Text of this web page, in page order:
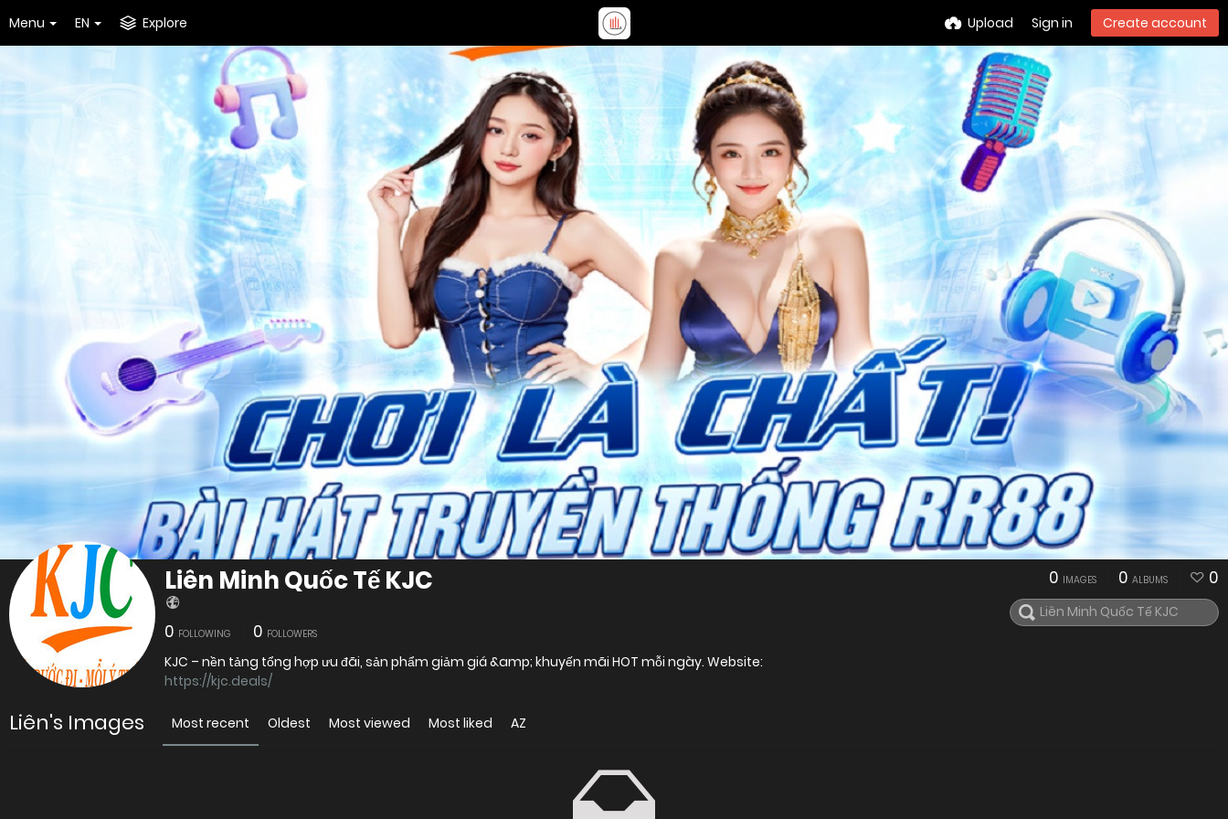
Menu EN Explore Upload Sign in Create account
Liên Minh Quốc Tế KJC
0 FOLLOWING 0 FOLLOWERS
KJC – nền tảng tổng hợp ưu đãi, sản phẩm giảm giá &amp; khuyến mãi HOT mỗi ngày. Website:
https://kjc.deals/
0 IMAGES 0 ALBUMS 0
Liên's Images Most recent Oldest Most viewed Most liked AZ